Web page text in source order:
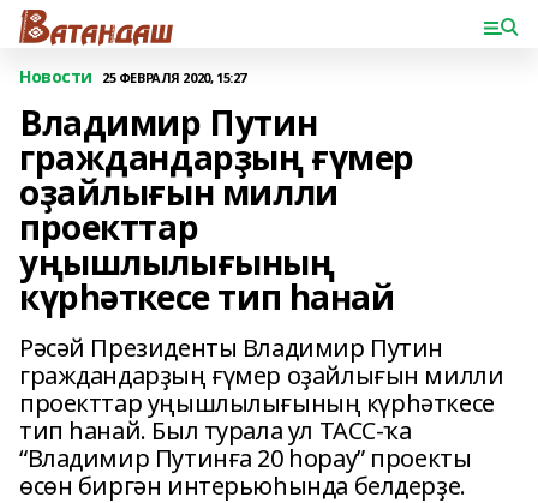
Новости 25 ФЕВРАЛЯ 2020, 15:27
Владимир Путин
граждандарҙың ғүмер
оҙайлығын милли
проекттар
уңышлылығының
күрһәткесе тип һанай
Рәсәй Президенты Владимир Путин
граждандарҙың ғүмер оҙайлығын милли
проекттар уңышлылығының күрһәткесе
тип һанай. Был турала ул ТАСС-ҡа
“Владимир Путинға 20 һорау” проекты
өсөн биргән интерьюһында белдерҙе.